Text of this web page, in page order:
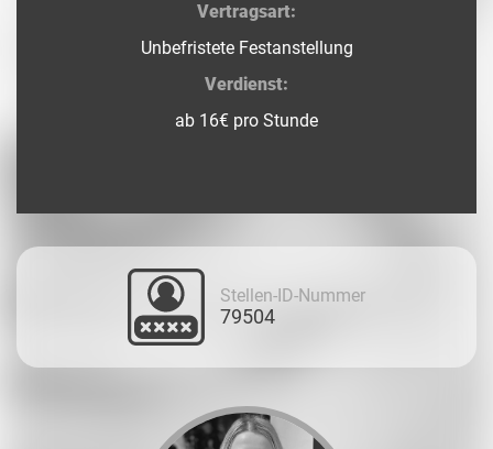
Vertragsart:
Unbefristete Festanstellung
Verdienst:
ab 16€ pro Stunde
Stellen-ID-Nummer
79504